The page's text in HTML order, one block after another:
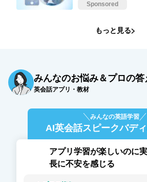
Sponsored
もっと見る
みんなのお悩み＆プロの答
英会話アプリ・教材
みんなの英語学習
AI英会話スピークバディ
アプリ学習が楽しいのに
長に不安を感じる